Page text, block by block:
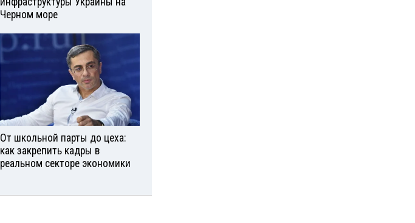
Черном море
От школьной парты до цеха:
как закрепить кадры в
реальном секторе экономики